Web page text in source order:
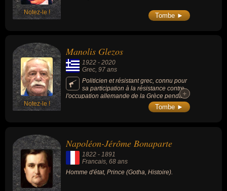
Notez-le ! Tombe ►
Notez-le !
Manolis Glezos
1922 - 2020
Grec, 97 ans
Politicien et résistant grec, connu pour
sa participation à la résistance contre
l'occupation allemande de la Grèce pendant
la Seconde Guerre mondiale où il avait
décroché le drapeau nazi hissé sur
du PASOK puis de la SYRIZA, puis plusieurs
fois député européen.
+
+
Tombe ►
Napoléon-Jérôme Bonaparte
1822 - 1891
Francais , 68 ans
Homme d'état, Prince (Gotha, Histoire).